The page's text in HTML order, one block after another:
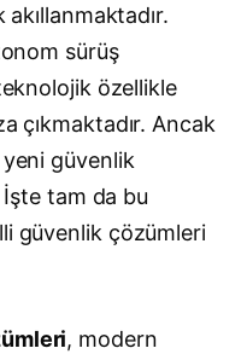
sürüş
özellikle
çıkmaktadır. Ancak
güvenlik
tam da bu
güvenlik çözümleri
, modern